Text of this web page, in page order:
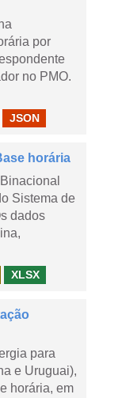
por
no PMO.
JSON
horária
Sistema de
dados
XLSX
para
e Uruguai),
horária, em